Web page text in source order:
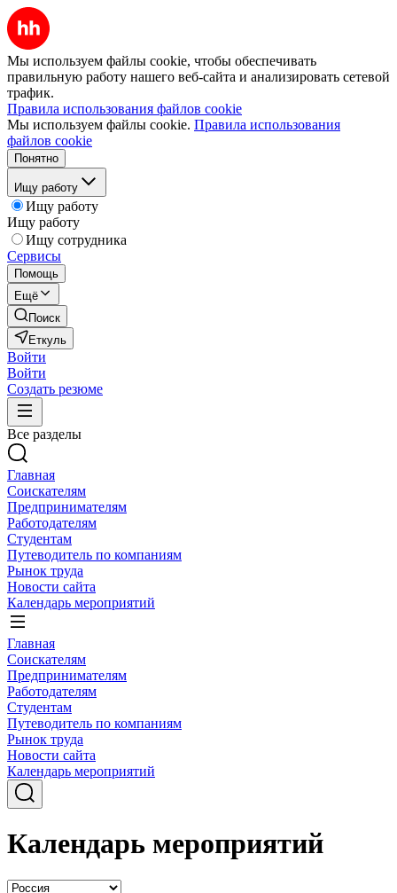
Мы используем файлы cookie, чтобы обеспечивать
правильную работу нашего веб-сайта и анализировать сетевой
трафик.
Правила использования файлов cookie
Мы используем файлы cookie. Правила использования
файлов cookie
Понятно
Ищу работу
Ищу работу
Ищу работу
Ищу сотрудника
Сервисы
Помощь
Ещё
Поиск
Еткуль
Войти
Войти
Создать резюме
Все разделы
Главная
Соискателям
Предпринимателям
Работодателям
Студентам
Путеводитель по компаниям
Рынок труда
Новости сайта
Календарь мероприятий
Главная
Соискателям
Предпринимателям
Работодателям
Студентам
Путеводитель по компаниям
Рынок труда
Новости сайта
Календарь мероприятий
Календарь мероприятий